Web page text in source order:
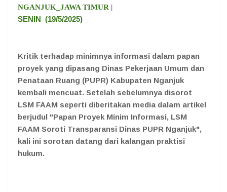
NGANJUK_JAWA TIMUR |
SENIN (19/5/2025)
Kritik terhadap minimnya informasi dalam papan
proyek yang dipasang Dinas Pekerjaan Umum dan
Penataan Ruang (PUPR) Kabupaten Nganjuk
kembali mencuat. Setelah sebelumnya disorot
LSM FAAM seperti diberitakan media dalam artikel
berjudul "Papan Proyek Minim Informasi, LSM
FAAM Soroti Transparansi Dinas PUPR Nganjuk",
kali ini sorotan datang dari kalangan praktisi
hukum.